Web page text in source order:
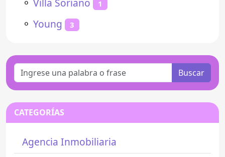
1
⚬ Young 3
Buscar
CATEGORÍAS
Agencia Inmobiliaria